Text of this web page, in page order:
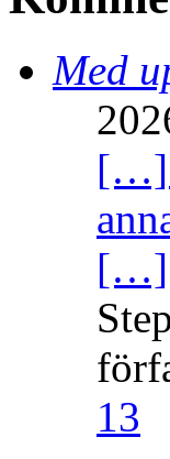
Med
[…]
[…]
13